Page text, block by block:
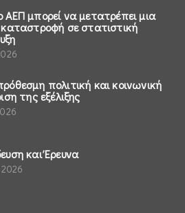
μπορεί να μετατρέπει μια
καταστροφή σε στατιστική
πολιτική και κοινωνική
της εξέλιξης
και Έρευνα